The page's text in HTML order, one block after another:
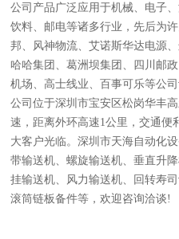
公司产品广泛应用于机械、电子
饮料、邮电等诸多行业，先后为
邦、风神物流、艾诺斯华达电源
哈哈集团、葛洲坝集团、四川邮
机场、高士线业、百事可乐等公
公司位于深圳市宝安区松岗华丰
速，距离外环高速1公里，交通便
大客户光临。深圳市天海自动化
带输送机、螺旋输送机、垂直升
挂输送机、风力输送机、回转寿
滚筒链板备件等，欢迎咨询洽谈!